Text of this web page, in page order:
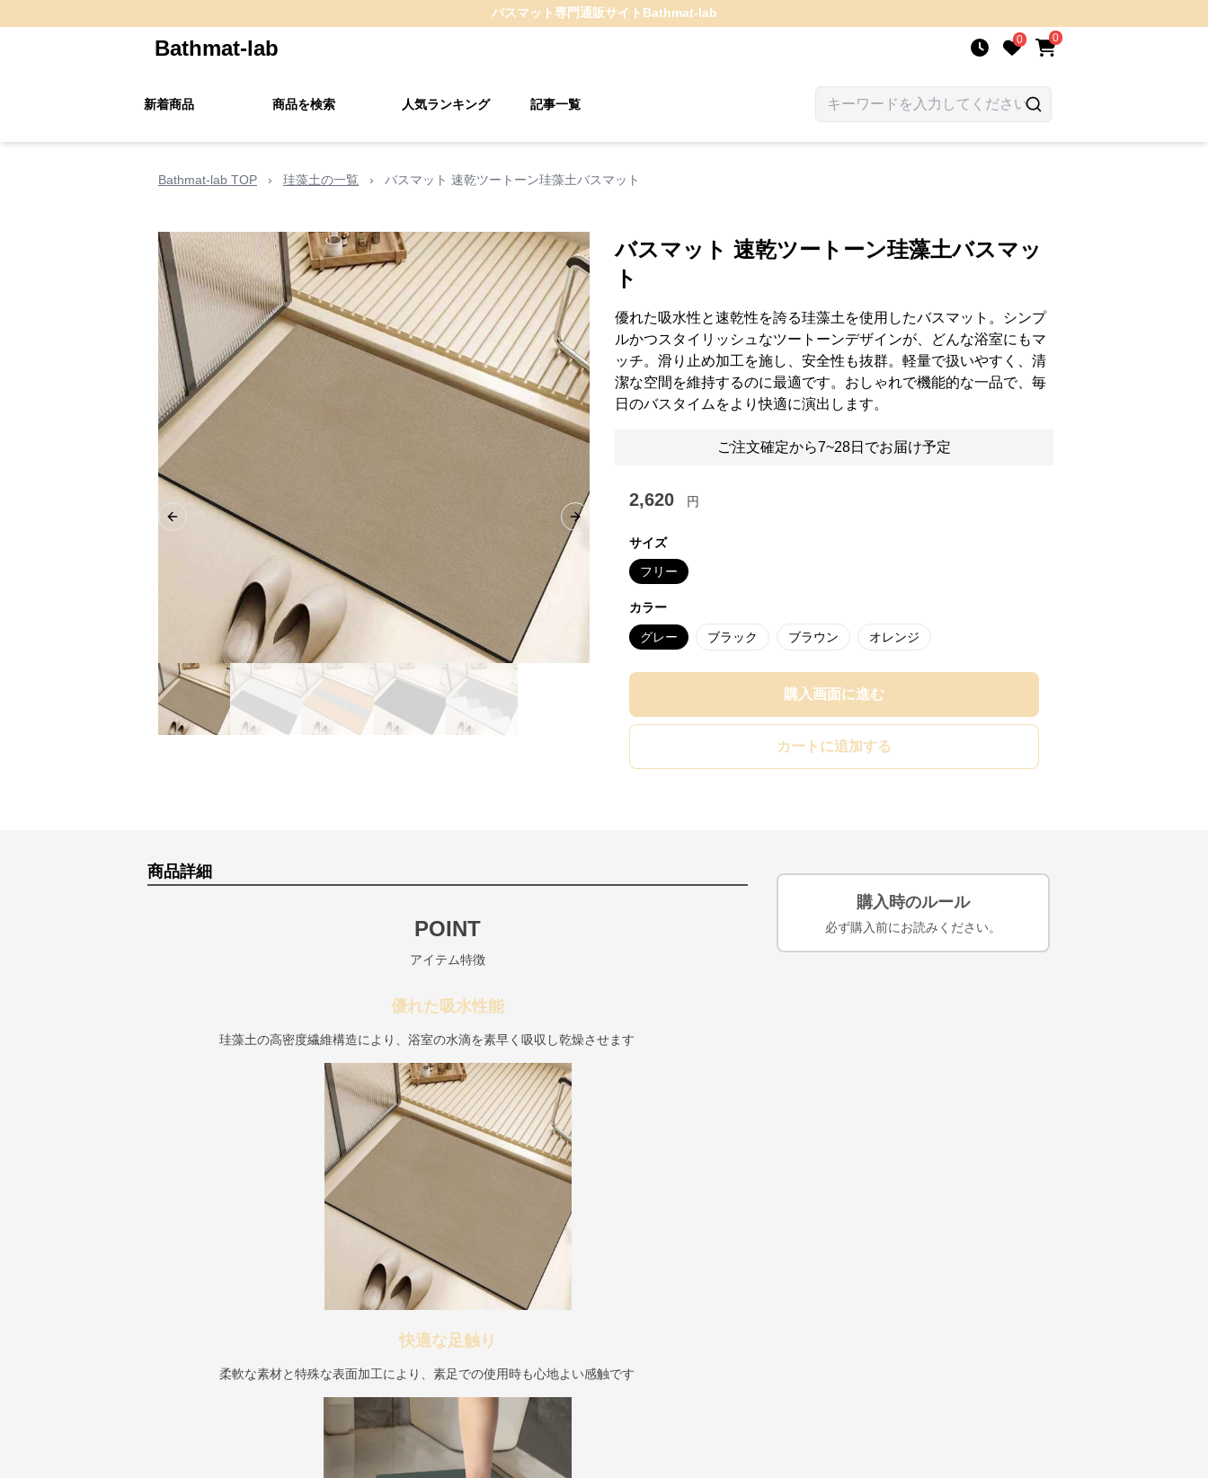
バスマット専門通販サイト Bathmat-lab
Bathmat-lab 0 0
新着商品 商品を検索 人気ランキング 記事一覧
Bathmat-lab TOP › 珪藻土の一覧 › バスマット 速乾ツートーン珪藻土バスマット
Previous slide Next slide
バスマット 速乾ツートーン珪藻土バスマッ
ト
優れた吸水性と速乾性を誇る珪藻土を使用したバスマット。シンプ
ルかつスタイリッシュなツートーンデザインが、どんな浴室にもマ
ッチ。滑り止め加工を施し、安全性も抜群。軽量で扱いやすく、清
潔な空間を維持するのに最適です。おしゃれで機能的な一品で、毎
日のバスタイムをより快適に演出します。
ご注文確定から7~28日でお届け予定
2,620 円
サイズ
フリー
カラー
グレー ブラック ブラウン オレンジ
購入画面に進む
カートに追加する
商品詳細
POINT
アイテム特徴
優れた吸水性能
珪藻土の高密度繊維構造により、浴室の水滴を素早く吸収し乾燥させます
快適な足触り
柔軟な素材と特殊な表面加工により、素足での使用時も心地よい感触です
購入時のルール
必ず購入前にお読みください。